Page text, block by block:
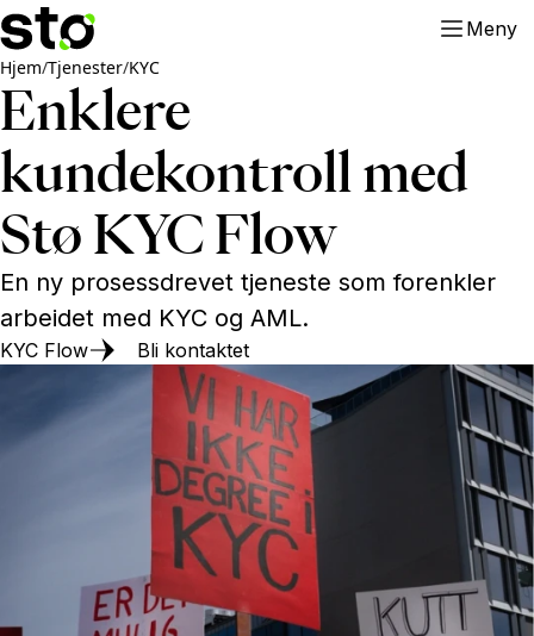
Meny
Hjem/Tjenester/KYC
Enklere
kundekontroll med
Stø KYC Flow
En ny prosessdrevet tjeneste som forenkler
arbeidet med KYC og AML.
KYC Flow Bli kontaktet